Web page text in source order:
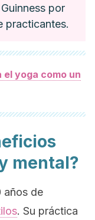
por
practicantes.
el yoga como un
mental?
años de
. Su práctica